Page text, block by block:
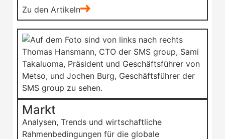
Zu den Artikeln
Markt
Analysen, Trends und wirtschaftliche
Rahmenbedingungen für die globale